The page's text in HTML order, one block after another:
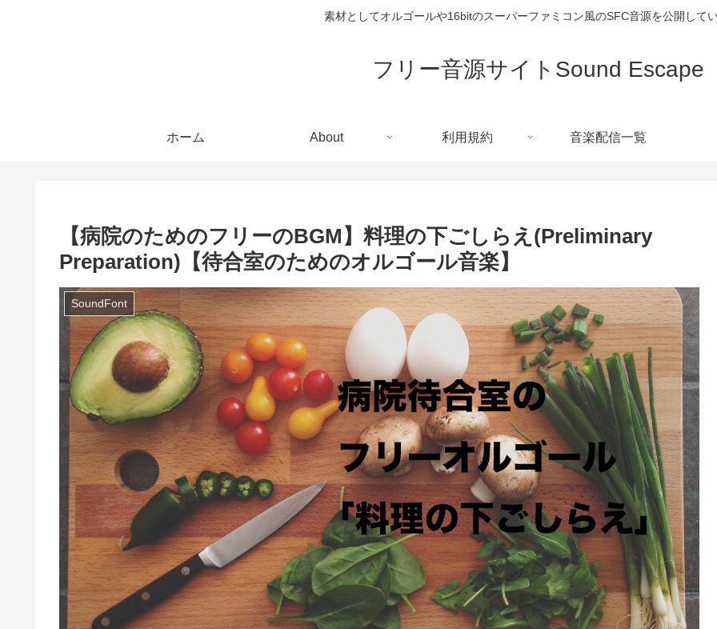
素材としてオルゴールや16bitのスーパーファミコン風のSFC音源を公開してい
フリー音源サイトSound Escape
ホーム About 利用規約 音楽配信一覧
【病院のためのフリーのBGM】料理の下ごしらえ(Preliminary
Preparation)【待合室のためのオルゴール音楽】
SoundFont